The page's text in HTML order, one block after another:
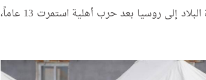
إثر تقدم خاطف دفع رئيس النظام السابق بشار الأسد لمغادرة البلاد إلى روسيا بعد حرب أهلية استمرت 13 عاماً،